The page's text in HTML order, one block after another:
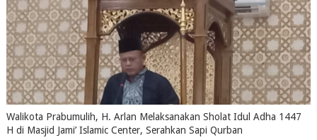
Walikota Prabumulih, H. Arlan Melaksanakan Sholat Idul Adha 1447
H di Masjid Jami’ Islamic Center, Serahkan Sapi Qurban